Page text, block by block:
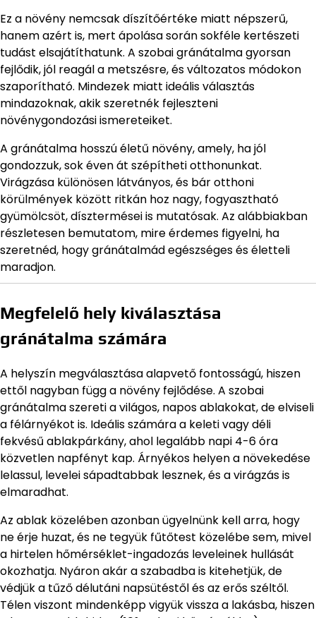
Ez a növény nemcsak díszítőértéke miatt népszerű,
hanem azért is, mert ápolása során sokféle kertészeti
tudást elsajátíthatunk. A szobai gránátalma gyorsan
fejlődik, jól reagál a metszésre, és változatos módokon
szaporítható. Mindezek miatt ideális választás
mindazoknak, akik szeretnék fejleszteni
növénygondozási ismereteiket.
A gránátalma hosszú életű növény, amely, ha jól
gondozzuk, sok éven át szépítheti otthonunkat.
Virágzása különösen látványos, és bár otthoni
körülmények között ritkán hoz nagy, fogyasztható
gyümölcsöt, dísztermései is mutatósak. Az alábbiakban
részletesen bemutatom, mire érdemes figyelni, ha
szeretnéd, hogy gránátalmád egészséges és életteli
maradjon.
Megfelelő hely kiválasztása
gránátalma számára
A helyszín megválasztása alapvető fontosságú, hiszen
ettől nagyban függ a növény fejlődése. A szobai
gránátalma szereti a világos, napos ablakokat, de elviseli
a félárnyékot is. Ideális számára a keleti vagy déli
fekvésű ablakpárkány, ahol legalább napi 4-6 óra
közvetlen napfényt kap. Árnyékos helyen a növekedése
lelassul, levelei sápadtabbak lesznek, és a virágzás is
elmaradhat.
Az ablak közelében azonban ügyelnünk kell arra, hogy
ne érje huzat, és ne tegyük fűtőtest közelébe sem, mivel
a hirtelen hőmérséklet-ingadozás leveleinek hullását
okozhatja. Nyáron akár a szabadba is kitehetjük, de
védjük a tűző délutáni napsütéstől és az erős széltől.
Télen viszont mindenképp vigyük vissza a lakásba, hiszen